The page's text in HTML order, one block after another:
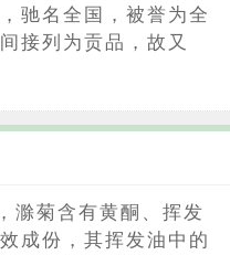
驰名全国，被誉为全
接列为贡品，故又
滁菊含有黄酮、挥发
成份，其挥发油中的